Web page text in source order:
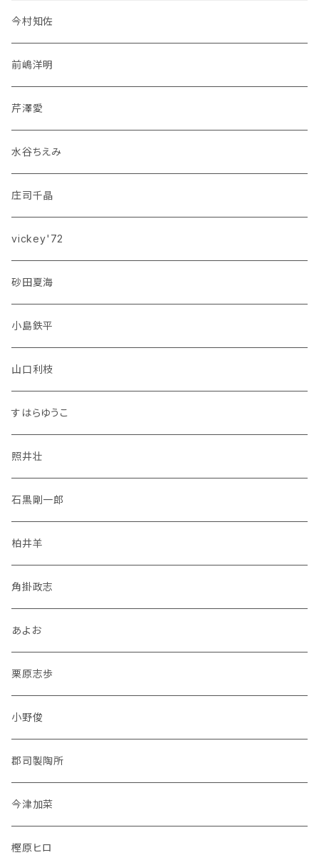
今村知佐
前嶋洋明
芹澤愛
水谷ちえみ
庄司千晶
vickey'72
砂田夏海
小島鉄平
山口利枝
すはらゆうこ
照井壮
石黒剛一郎
柏井羊
角掛政志
あよお
栗原志歩
小野俊
郡司製陶所
今津加菜
樫原ヒロ